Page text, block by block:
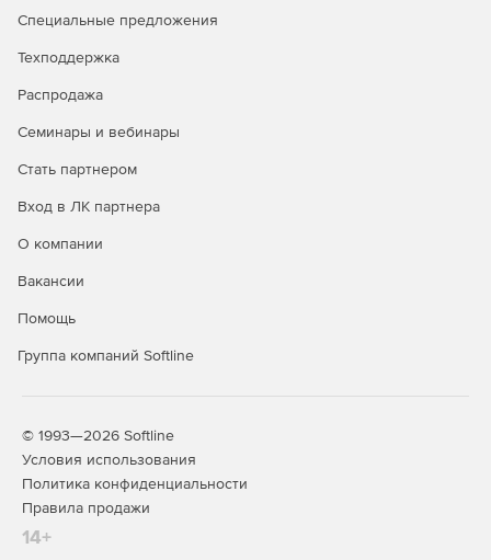
Специальные предложения
Техподдержка
Распродажа
Семинары и вебинары
Стать партнером
Вход в ЛК партнера
О компании
Вакансии
Помощь
Группа компаний Softline
© 1993—2026 Softline
Условия использования
Политика конфиденциальности
Правила продажи
14+